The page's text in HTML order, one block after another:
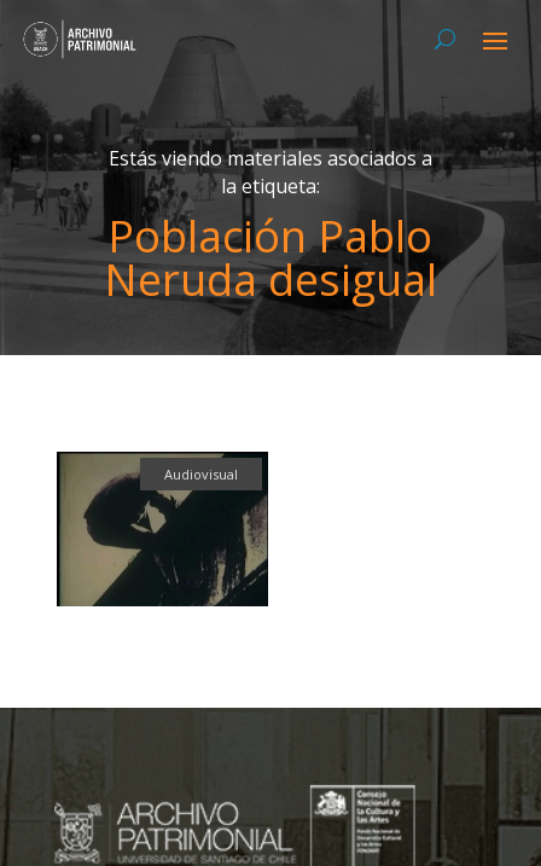
Estás viendo materiales asociados a
la etiqueta:
Población Pablo
Neruda desigual
Audiovisual